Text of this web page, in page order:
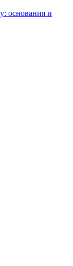
основания и